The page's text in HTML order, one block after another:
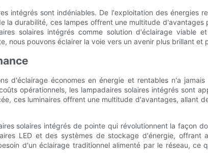
intégrés sont indéniables. De l'exploitation des énergies
la durabilité, ces lampes offrent une multitude
solaires intégrés comme solution d'éclairage viable
nous pouvons éclairer la voie vers un avenir plus brillant et
d'éclairage économes en énergie et rentables n'a
opérationnels, les lampadaires solaires intégrés sont
ces luminaires offrent une multitude d'avantages, allant
solaires intégrés de pointe qui révolutionnent la façon
LED et des systèmes de stockage d'énergie, offrant
d'un éclairage traditionnel alimenté par le réseau,